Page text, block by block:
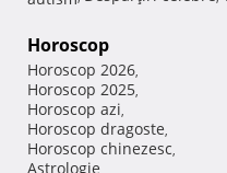
Horoscop
Horoscop 2026,
Horoscop 2025,
Horoscop azi,
Horoscop dragoste,
Horoscop chinezesc,
Astrologie